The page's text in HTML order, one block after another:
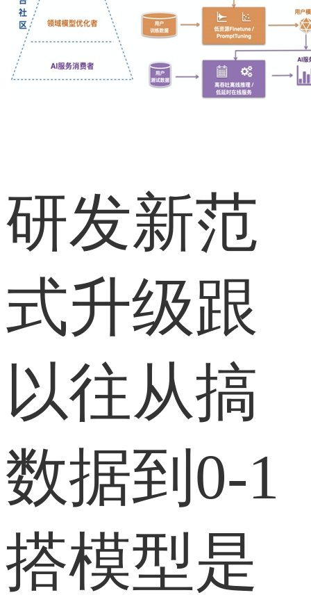
研发新范
式升级跟
以往从搞
数据到0-1
搭模型是